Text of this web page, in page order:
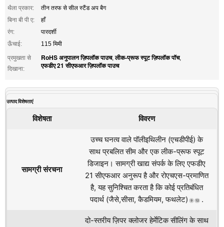
थैला प्रकार:
तीन तरफ से सील स्टैंड अप बैग
बिना बी पी ए:
हाँ
रंग:
पारदर्शी
ऊँचाई:
115 मिमी
प्रमुखता से
दिखाना:
RoHS अनुपालन ज़िपलॉक पाउच,लीक-प्रूफ स्पूट ज़िपलॉक पॉच,
एफडीए 21 सीएफआर ज़िपलॉक पाउच
उत्पाद विशेषताएं
विशेषता विवरण
सामग्री संरचना
उच्च घनत्व वाले पॉलीइथिलीन (एचडीपीई) के
साथ प्रबलित सीम और एक लीक-प्रूफ स्पूट
डिजाइन। सामग्री खाद्य संपर्क के लिए एफडीए
21 सीएफआर अनुरूप है और रोएचएस-प्रमाणित
है, यह सुनिश्चित करता है कि कोई प्रतिबंधित
पदार्थ (जैसे,सीसा, कैडमियम, फथलेट)
9 12 .
दो-स्तरीय ज़िपर क्लोजर हेर्मेटिक सीलिंग के साथ